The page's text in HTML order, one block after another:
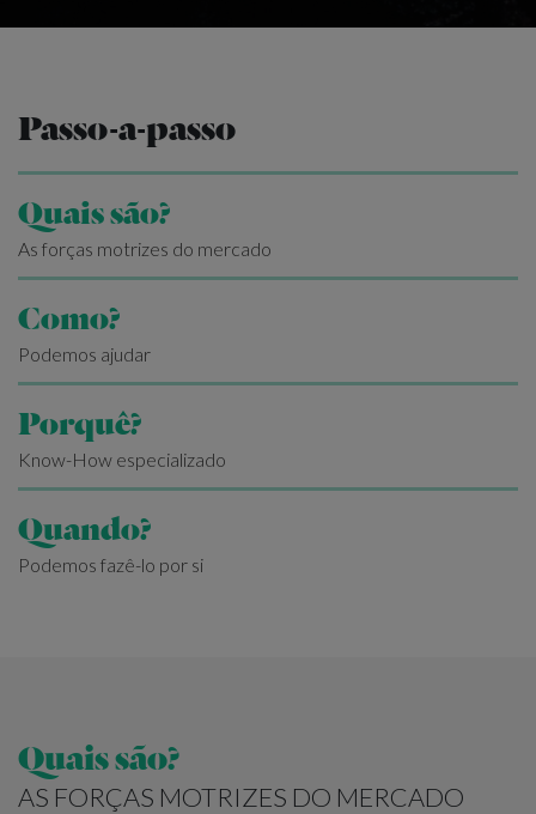
Passo-a-passo
Quais são?
As forças motrizes do mercado
Como?
Podemos ajudar
Porquê?
Know-How especializado
Quando?
Podemos fazê-lo por si
Quais são?
AS FORÇAS MOTRIZES DO MERCADO